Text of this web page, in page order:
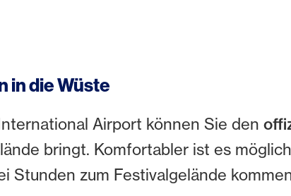
in die Wüste
Airport können Sie den
bringt. Komfortabler ist es
Stunden zum Festivalgelände